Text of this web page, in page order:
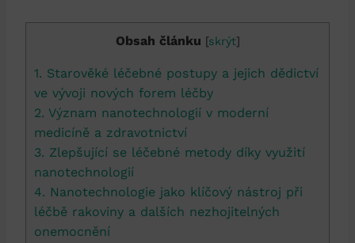
Obsah článku [skrýt]
1. Starověké léčebné postupy a jejich dědictví
ve vývoji nových forem léčby
2. Význam nanotechnologií v moderní
medicíně a zdravotnictví
3. Zlepšující se léčebné metody díky využití
nanotechnologií
4. Nanotechnologie jako klíčový nástroj při
léčbě rakoviny a dalších nezhojitelných
onemocnění